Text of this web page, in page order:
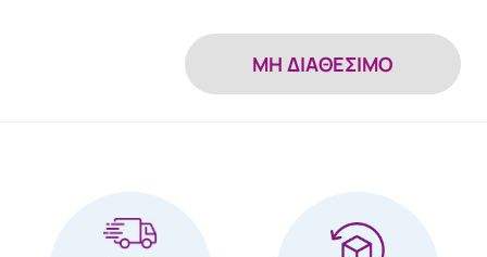
MH ΔΙΑΘΕΣΙΜΟ